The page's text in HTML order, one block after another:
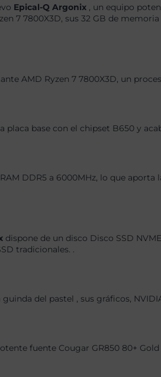
Epical-Q Argonix , un equipo
7 7800X3D, sus 32 GB de
AMD Ryzen 7 7800X3D, un
placa base con el chipset B650 y
DDR5 a 6000MHz, lo que
dispone de un disco Disco SSD
tradicionales. .
del pastel , sus gráficos,
fuente Cougar GR850 80+